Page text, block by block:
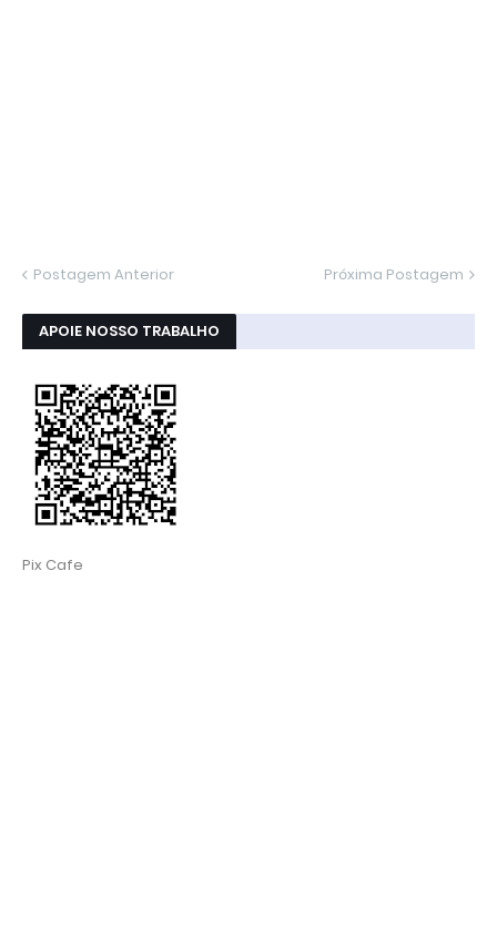
Postagem Anterior Próxima Postagem
APOIE NOSSO TRABALHO
Pix Cafe